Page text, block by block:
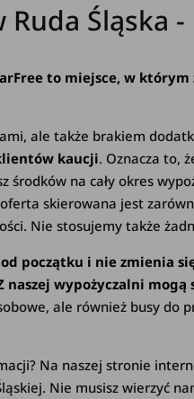
Śląska -
to miejsce, w
ale także brakiem
kaucji. Oznacza to,
środków na cały okres
skierowana jest
Nie stosujemy także
początku i nie zmienia
naszej wypożyczalni
ale również busy do
Na naszej stronie
Nie musisz wierzyć